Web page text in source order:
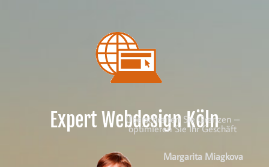
Expert Webdesign Köln
Überschreiten Sie Grenzen –
optimieren Sie Ihr Geschäft
Margarita Miagkova